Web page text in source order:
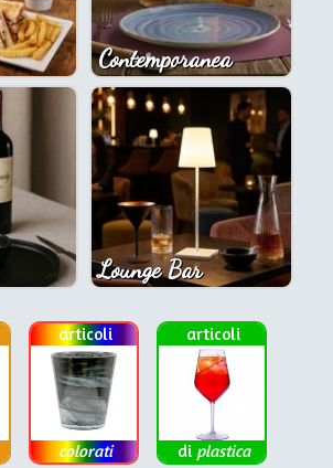
Contemporanea
Lounge Bar
articoli
colorati
articoli
di plastica